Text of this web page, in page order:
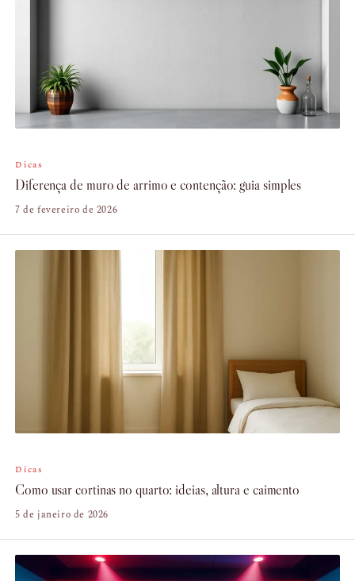
Dicas
Diferença de muro de arrimo e contenção: guia simples
7 de fevereiro de 2026
Dicas
Como usar cortinas no quarto: ideias, altura e caimento
5 de janeiro de 2026